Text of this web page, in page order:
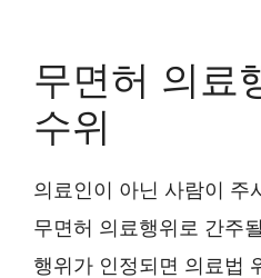
무면허 의료
수위
의료인이 아닌 사람이 주
무면허 의료행위로 간주
행위가 인정되면 의료법